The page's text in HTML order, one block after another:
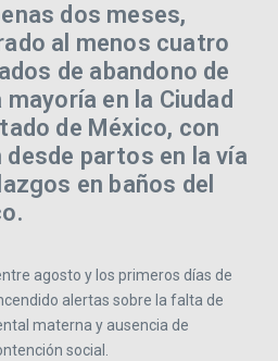
dos meses,
al menos cuatro
de abandono de
en la Ciudad
de México, con
partos en la vía
en baños del
agosto y los primeros días de
alertas sobre la falta de
materna y ausencia de
social.